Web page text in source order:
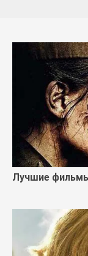
Лучшие